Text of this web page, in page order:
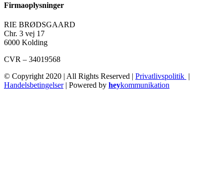
Firmaoplysninger
RIE BRØDSGAARD
Chr. 3 vej 17
6000 Kolding
CVR – 34019568
© Copyright 2020 | All Rights Reserved | Privatlivspolitik |
Handelsbetingelser| Powered by heykommunikation